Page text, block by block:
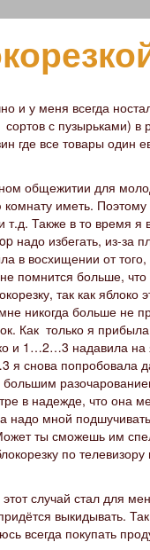
и у меня всегда
с пузырьками)
где все товары
общежитии для
иметь.
т.д. Также в то время
надо избегать, из-за
в восхищении от
помнится больше,
так как
никогда больше не
Как только я
и 1…2…3 надавила
снова попробовала
в надежде, что она
надо мной
ты сможешь им
по
случай стал для
выкидывать.
всегда покупать